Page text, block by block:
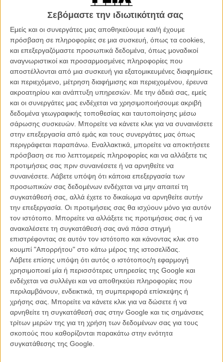
Σεβόμαστε την ιδιωτικότητά σας
Εμείς και οι συνεργάτες μας αποθηκεύουμε και/ή έχουμε
πρόσβαση σε πληροφορίες σε μια συσκευή, όπως τα cookies,
και επεξεργαζόμαστε προσωπικά δεδομένα, όπως μοναδικοί
αναγνωριστικοί και προσαρμοσμένες πληροφορίες που
αποστέλλονται από μια συσκευή για εξατομικευμένες διαφημίσεις
και περιεχόμενο, μέτρηση διαφήμισης και περιεχομένου, έρευνα
ακροατηρίου και ανάπτυξη υπηρεσιών. Με την άδειά σας, εμείς
και οι συνεργάτες μας ενδέχεται να χρησιμοποιήσουμε ακριβή
δεδομένα γεωγραφικής τοποθεσίας και ταυτοποίησης μέσω
σάρωσης συσκευών. Μπορείτε να κάνετε κλικ για να συναινέσετε
στην επεξεργασία από εμάς και τους συνεργάτες μας όπως
περιγράφεται παραπάνω. Εναλλακτικά, μπορείτε να αποκτήσετε
πρόσβαση σε πιο λεπτομερείς πληροφορίες και να αλλάξετε τις
προτιμήσεις σας πριν συναινέσετε ή να αρνηθείτε να
συναινέσετε. Λάβετε υπόψη ότι κάποια επεξεργασία των
προσωπικών σας δεδομένων ενδέχεται να μην απαιτεί τη
συγκατάθεσή σας, αλλά έχετε το δικαίωμα να αρνηθείτε αυτήν
την επεξεργασία. Οι προτιμήσεις σας θα ισχύουν μόνο για αυτόν
τον ιστότοπο. Μπορείτε να αλλάξετε τις προτιμήσεις σας ή να
ανακαλέσετε τη συγκατάθεσή σας ανά πάσα στιγμή
επιστρέφοντας σε αυτόν τον ιστότοπο και κάνοντας κλικ στο
κουμπί "Απορρήτου" στο κάτω μέρος της ιστοσελίδας.
Λάβετε επίσης υπόψη ότι αυτός ο ιστότοπος/η εφαρμογή
χρησιμοποιεί μία ή περισσότερες υπηρεσίες της Google και
ενδέχεται να συλλέγει και να αποθηκεύει πληροφορίες που
περιλαμβάνουν, ενδεικτικά, τη συμπεριφορά επίσκεψης ή
χρήσης σας. Μπορείτε να κάνετε κλικ για να δώσετε ή να
αρνηθείτε τη συγκατάθεσή σας στην Google και τις σημάνσεις
τρίτων μερών της για τη χρήση των δεδομένων σας για τους
σκοπούς που καθορίζονται παρακάτω στην ενότητα
συγκατάθεσης της Google.
Thor
ΑΡΘΡΑ
O «Τhor» επιστρέφει!
01 ΙΟΥΛ 2011 / Μανώλης Κρανάκης
O Κένεθ Μπράνα είναι ο Λόρενς Ολίβιε!
ΝΕΑ /01 ΣΕΠ 2011/ Μανώλης Κρανάκης
Βιμ Βέντερς
Συνέντευξη
Η επιτυχία είναι υπερτιμημένη. Δεν σε κάνει
καλύτερο, δεν σε πάει πουθενά η επιτυχία. Είναι
απλώς ένα ωραίο, ανεβαστικό, επιφανειακό
συναίσθημα.»
CONNECT